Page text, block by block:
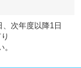
次年度以降1日